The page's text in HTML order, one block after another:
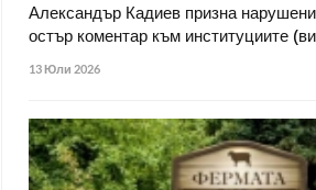
Александър Кадиев призна
остър коментар към институциите
13 Юли 2026